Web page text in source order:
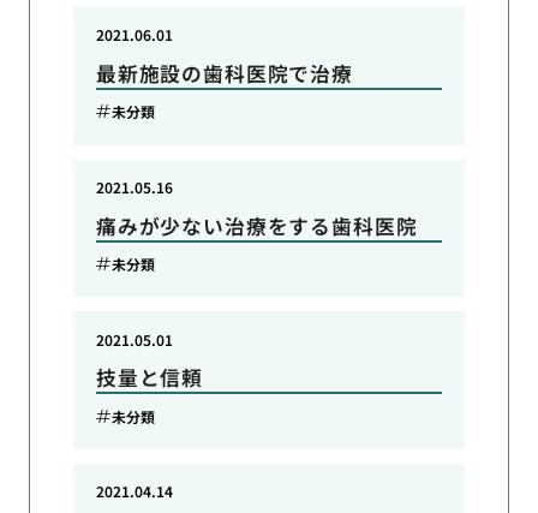
最新施設の歯科医院で治療
2021.06.01
未分類
痛みが少ない治療をする歯科医院
2021.05.16
未分類
技量と信頼
2021.05.01
未分類
2021.04.14